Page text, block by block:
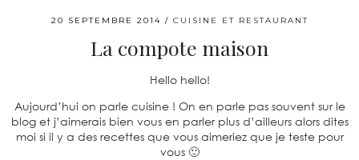
20 SEPTEMBRE 2014 CUISINE ET RESTAURANT
La compote maison
Hello hello!
Aujourd’hui on parle cuisine ! On en parle pas souvent sur le
blog et j’aimerais bien vous en parler plus d’ailleurs alors dites
moi si il y a des recettes que vous aimeriez que je teste pour
vous 🙂